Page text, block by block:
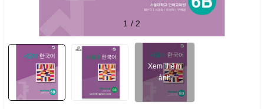
1 / 2
Xem thêm
ảnh